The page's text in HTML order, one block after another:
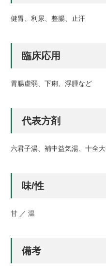
健胃、利尿、整腸、止汗
臨床応用
胃腸虚弱、下痢、浮腫など
代表方剤
六君子湯、補中益気湯、十全
味/性
甘 ／ 温
備考